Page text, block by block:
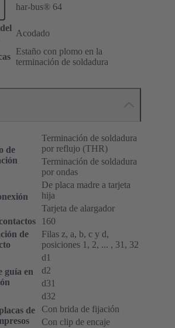
har-bus® 64
Acodado
Estaño con plomo en la
terminación de soldadura
de
Terminación de soldadura
por reflujo (THR)
Terminación de soldadura
por ondas
De placa madre a tarjeta
hija
Tarjeta de alargador
160
de
Filas z, a, b, c y d,
posiciones 1, 2, ... , 31, 32
guía en
d1
d2
d31
d32
de
Con brida de fijación
Con clip de encaje